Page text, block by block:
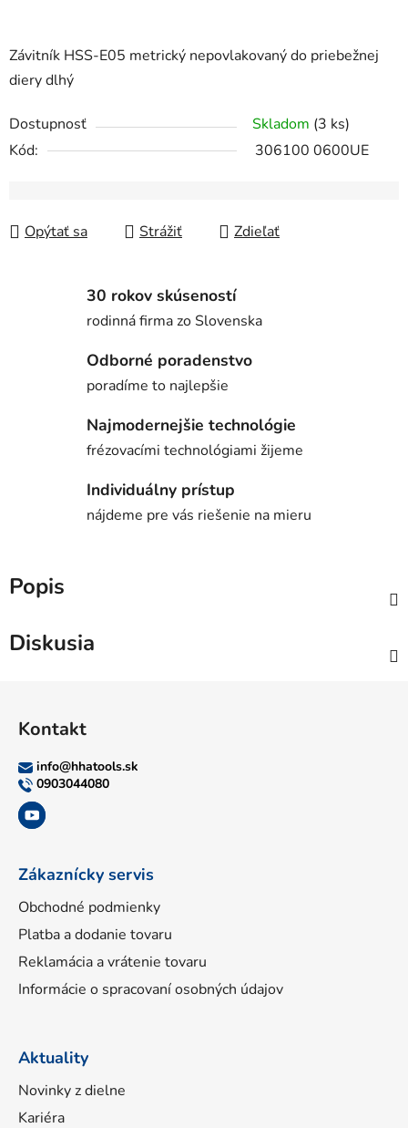
Závitník HSS-E05 metrický nepovlakovaný do priebežnej
diery dlhý
Dostupnosť Skladom (3 ks)
Kód:
306100 0600UE
Opýtať sa Strážiť Zdieľať
30 rokov skúseností
rodinná firma zo Slovenska
Odborné poradenstvo
poradíme to najlepšie
Najmodernejšie technológie
frézovacími technológiami žijeme
Individuálny prístup
nájdeme pre vás riešenie na mieru
Popis
Diskusia
Kontakt
info@hhatools.sk
0903044080
Zákaznícky servis
Obchodné podmienky
Platba a dodanie tovaru
Reklamácia a vrátenie tovaru
Informácie o spracovaní osobných údajov
Aktuality
Novinky z dielne
Kariéra